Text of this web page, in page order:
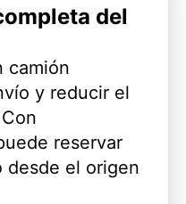
del
camión
y reducir el
reservar
desde el origen